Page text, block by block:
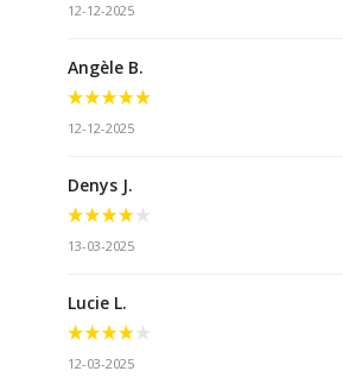
12-12-2025
Angèle B.
12-12-2025
Denys J.
13-03-2025
Lucie L.
12-03-2025